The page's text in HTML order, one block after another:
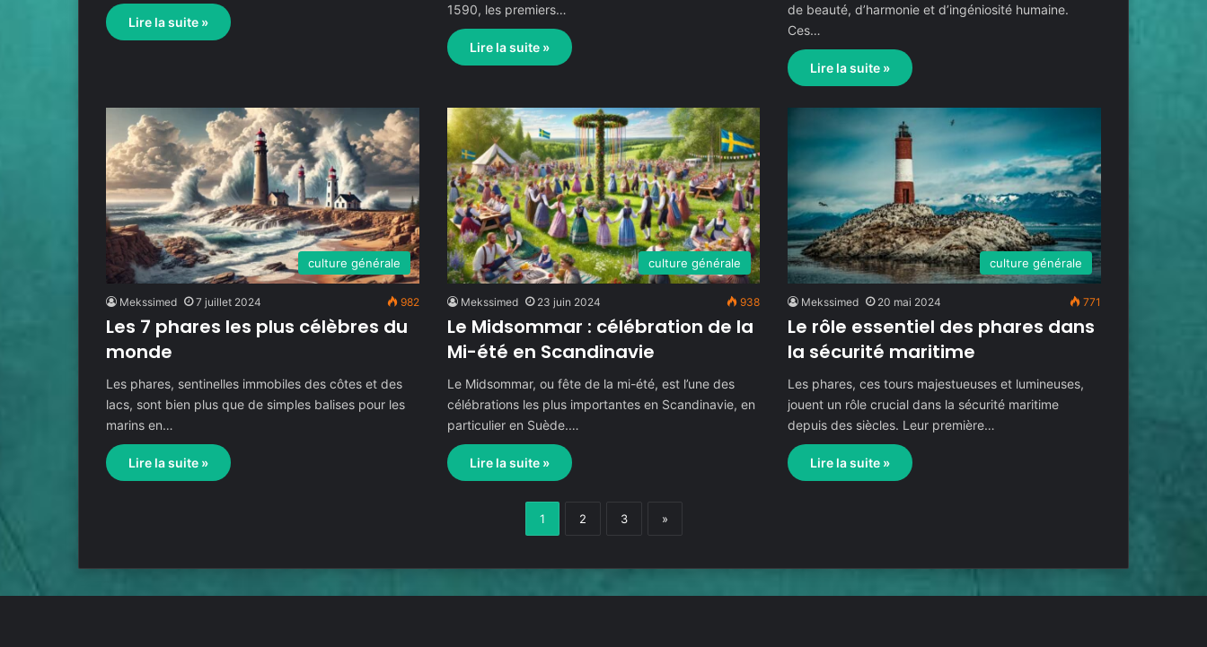
Lire la suite »
1590, les premiers…
Lire la suite »
de beauté, d’harmonie et d’ingéniosité humaine.
Ces…
Lire la suite »
culture générale
Mekssimed 7 juillet 2024 982
Les 7 phares les plus célèbres du
monde
Les phares, sentinelles immobiles des côtes et des
lacs, sont bien plus que de simples balises pour les
marins en…
Lire la suite »
culture générale
Mekssimed 23 juin 2024 938
Le Midsommar : célébration de la
Mi-été en Scandinavie
Le Midsommar, ou fête de la mi-été, est l’une des
célébrations les plus importantes en Scandinavie, en
particulier en Suède.…
Lire la suite »
culture générale
Mekssimed 20 mai 2024 771
Le rôle essentiel des phares dans
la sécurité maritime
Les phares, ces tours majestueuses et lumineuses,
jouent un rôle crucial dans la sécurité maritime
depuis des siècles. Leur première…
Lire la suite »
1 2 3 »